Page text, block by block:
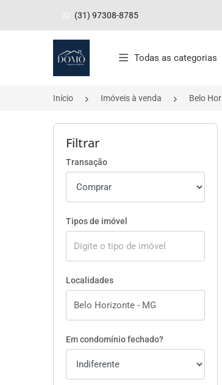
(31) 97308-8785
Página inicial
Todas as categorias
Início Imóveis à venda Belo
Filtrar
Transação
Tipos de imóvel
Localidades
Em condomínio fechado?